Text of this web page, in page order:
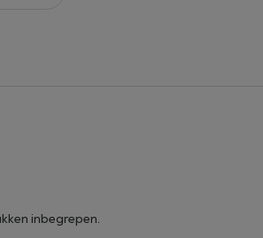
inbegrepen.